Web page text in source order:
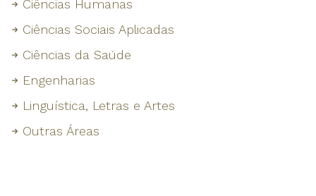
Ciências Humanas
Ciências Sociais Aplicadas
Ciências da Saúde
Engenharias
Linguística, Letras e Artes
Outras Áreas